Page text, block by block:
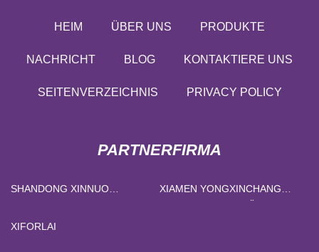
HEIM ÜBER UNS PRODUKTE
NACHRICHT BLOG KONTAKTIERE UNS
SEITENVERZEICHNIS PRIVACY POLICY
PARTNERFIRMA
SHANDONG XINNUO
XIAMEN YONGXINCHANG
XIFORLAI